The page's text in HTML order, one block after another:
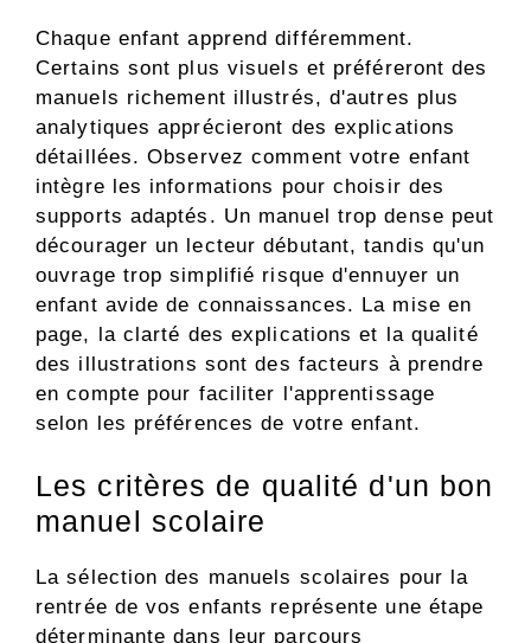
Chaque enfant apprend différemment.
Certains sont plus visuels et préféreront des
manuels richement illustrés, d'autres plus
analytiques apprécieront des explications
détaillées. Observez comment votre enfant
intègre les informations pour choisir des
supports adaptés. Un manuel trop dense peut
décourager un lecteur débutant, tandis qu'un
ouvrage trop simplifié risque d'ennuyer un
enfant avide de connaissances. La mise en
page, la clarté des explications et la qualité
des illustrations sont des facteurs à prendre
en compte pour faciliter l'apprentissage
selon les préférences de votre enfant.
Les critères de qualité d'un bon
manuel scolaire
La sélection des manuels scolaires pour la
rentrée de vos enfants représente une étape
déterminante dans leur parcours